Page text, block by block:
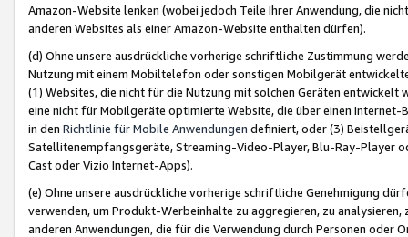
Amazon-Website lenken (wobei jedoch Teile Ihrer Anwendung, die
anderen Websites als einer Amazon-Website enthalten dürfen).
(d) Ohne unsere ausdrückliche vorherige schriftliche Zustimmung
Nutzung mit einem Mobiltelefon oder sonstigen Mobilgerät
(1) Websites, die nicht für die Nutzung mit solchen Geräten
eine nicht für Mobilgeräte optimierte Website, die über einen
in den Richtlinie für Mobile Anwendungen definiert, oder (3)
Satellitenempfangsgeräte, Streaming-Video-Player, Blu-Ray-Player
Cast oder Vizio Internet-Apps).
(e) Ohne unsere ausdrückliche vorherige schriftliche Genehmigung
verwenden, um Produkt-Werbeinhalte zu aggregieren, zu
anderen Anwendungen, die für die Verwendung durch Personen